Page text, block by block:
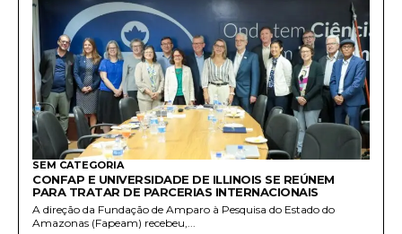
SEM CATEGORIA
CONFAP E UNIVERSIDADE DE ILLINOIS SE REÚNEM
PARA TRATAR DE PARCERIAS INTERNACIONAIS
A direção da Fundação de Amparo à Pesquisa do Estado do
Amazonas (Fapeam) recebeu,...